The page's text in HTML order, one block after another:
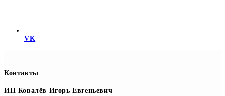
VK
Контакты
ИП Ковалёв Игорь Евгеньевич